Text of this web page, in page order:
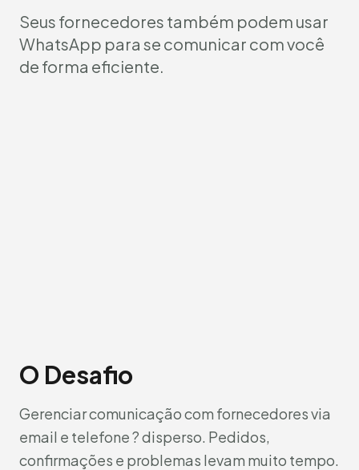
Seus fornecedores também podem usar
WhatsApp para se comunicar com você
de forma eficiente.
O Desafio
Gerenciar comunicação com fornecedores via
email e telefone ? disperso. Pedidos,
confirmações e problemas levam muito tempo.